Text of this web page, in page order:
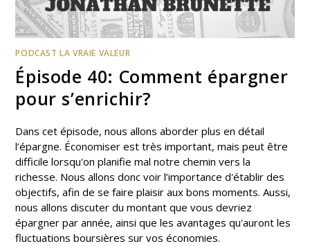
PODCAST LA VRAIE VALEUR
Épisode 40: Comment épargner
pour s’enrichir?
Dans cet épisode, nous allons aborder plus en détail
l’épargne. Économiser est très important, mais peut être
difficile lorsqu'on planifie mal notre chemin vers la
richesse. Nous allons donc voir l’importance d'établir des
objectifs, afin de se faire plaisir aux bons moments. Aussi,
nous allons discuter du montant que vous devriez
épargner par année, ainsi que les avantages qu'auront les
fluctuations boursières sur vos économies.